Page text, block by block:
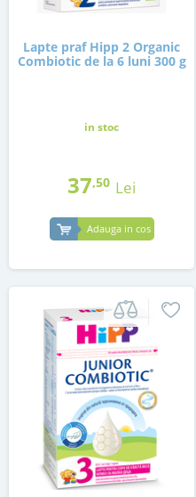
Lapte praf Hipp 2 Organic
Combiotic de la 6 luni 300 g
in stoc
37,50 Lei
Adauga in cos